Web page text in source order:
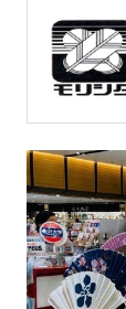
あんと
ショップ
ショップ
イベント